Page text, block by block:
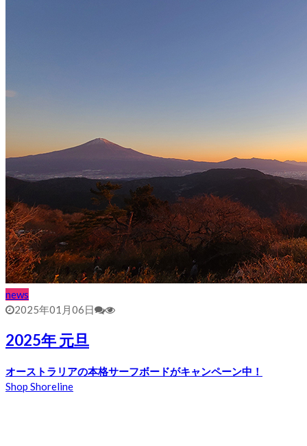
news
2025年01月06日
2025年 元旦
オーストラリアの本格サーフボードがキャンペーン中！
Shop Shoreline